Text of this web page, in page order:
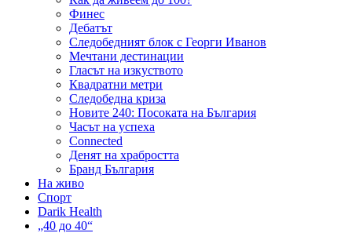
Финес
Дебатът
Следобедният блок с Георги Иванов
Мечтани дестинации
Гласът на изкуството
Квадратни метри
Следобедна криза
Новите 240: Посоката на България
Часът на успеха
Connected
Денят на храбростта
Бранд България
На живо
Спорт
Darik Health
„40 до 40“